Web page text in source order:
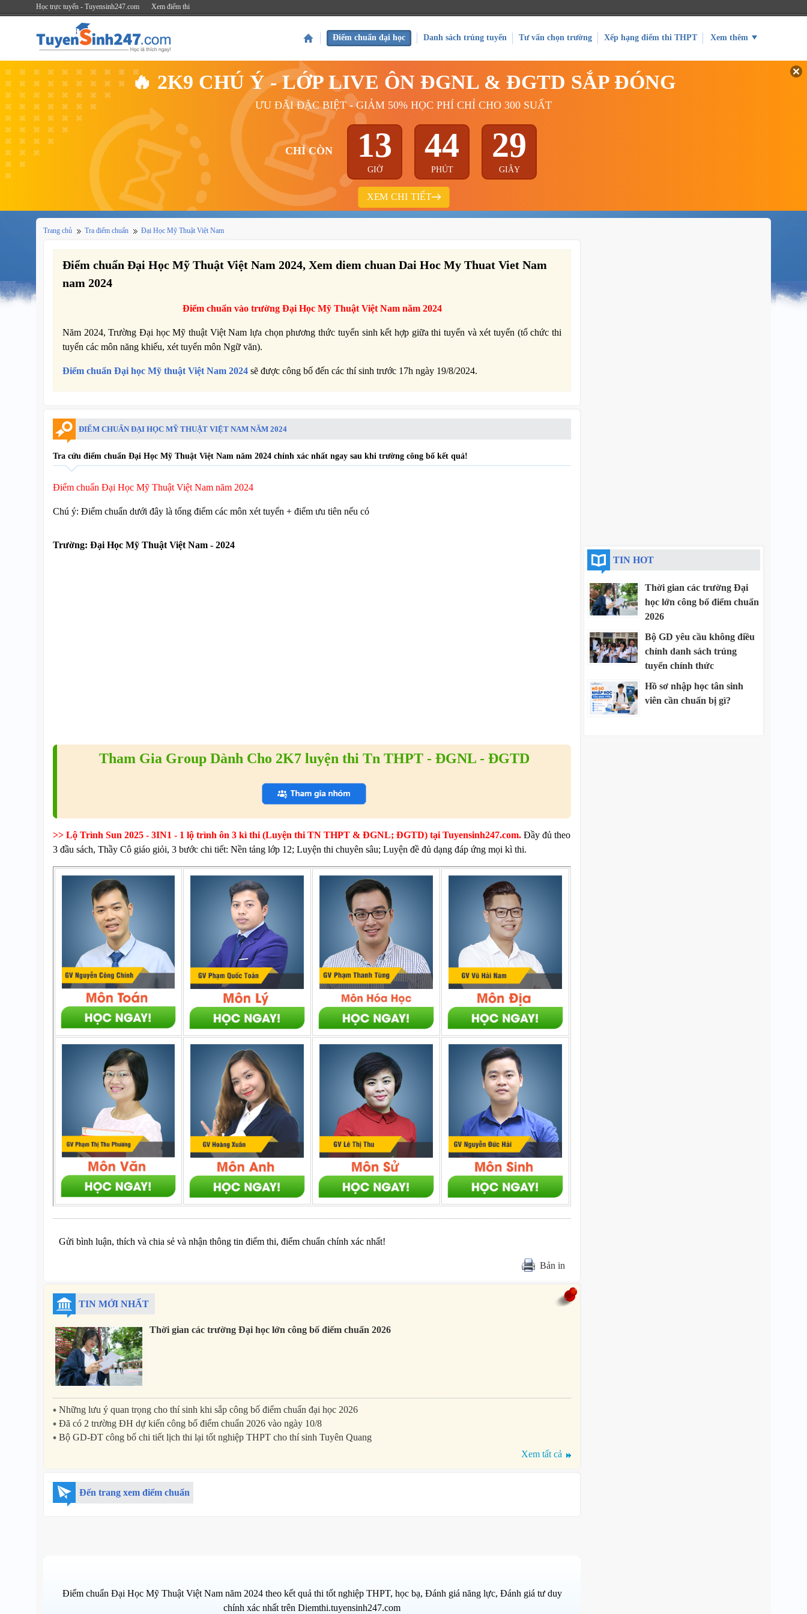
Học trực tuyến - Tuyensinh247.com Xem điểm thi
Điểm chuẩn đại học Danh sách trúng tuyển Tư vấn chọn trường Xếp hạng điểm thi THPT Xem thêm
🔥 2K9 CHÚ Ý - LỚP LIVE ÔN ĐGNL & ĐGTD SẮP ĐÓNG
ƯU ĐÃI ĐẶC BIỆT - GIẢM 50% HỌC PHÍ CHỈ CHO 300 SUẤT
CHỈ CÒN 13
GIỜ
44
PHÚT
28
GIÂY
XEM CHI TIẾT
Trang chủ Tra điểm chuẩn Đại Học Mỹ Thuật Việt Nam
Điểm chuẩn Đại Học Mỹ Thuật Việt Nam 2024, Xem diem chuan Dai Hoc My Thuat Viet Nam
nam 2024
Điểm chuẩn vào trường Đại Học Mỹ Thuật Việt Nam năm 2024
Năm 2024, Trường Đại học Mỹ thuật Việt Nam lựa chọn phương thức tuyển sinh kết hợp giữa thi tuyển và xét tuyển (tổ chức thi
tuyển các môn năng khiếu, xét tuyển môn Ngữ văn).
Điểm chuẩn Đại học Mỹ thuật Việt Nam 2024 sẽ được công bố đến các thí sinh trước 17h ngày 19/8/2024.
ĐIỂM CHUẨN ĐẠI HỌC MỸ THUẬT VIỆT NAM NĂM 2024
Tra cứu điểm chuẩn Đại Học Mỹ Thuật Việt Nam năm 2024 chính xác nhất ngay sau khi trường công bố kết quả!
Điểm chuẩn Đại Học Mỹ Thuật Việt Nam năm 2024
Chú ý: Điểm chuẩn dưới đây là tổng điểm các môn xét tuyển + điểm ưu tiên nếu có
Trường: Đại Học Mỹ Thuật Việt Nam - 2024
Tham Gia Group Dành Cho 2K7 luyện thi Tn THPT - ĐGNL - ĐGTD
>> Lộ Trình Sun 2025 - 3IN1 - 1 lộ trình ôn 3 kì thi (Luyện thi TN THPT & ĐGNL; ĐGTD) tại Tuyensinh247.com. Đầy đủ theo
3 đầu sách, Thầy Cô giáo giỏi, 3 bước chi tiết: Nền tảng lớp 12; Luyện thi chuyên sâu; Luyện đề đủ dạng đáp ứng mọi kì thi.
Gửi bình luận, thích và chia sẻ và nhận thông tin điểm thi, điểm chuẩn chính xác nhất!
Bản in
TIN MỚI NHẤT
Thời gian các trường Đại học lớn công bố điểm chuẩn 2026
Những lưu ý quan trọng cho thí sinh khi sắp công bố điểm chuẩn đại học 2026
Đã có 2 trường ĐH dự kiến công bố điểm chuẩn 2026 vào ngày 10/8
Bộ GD-ĐT công bố chi tiết lịch thi lại tốt nghiệp THPT cho thí sinh Tuyên Quang
Xem tất cả
Đến trang xem điểm chuẩn
Điểm chuẩn Đại Học Mỹ Thuật Việt Nam năm 2024 theo kết quả thi tốt nghiệp THPT, học bạ, Đánh giá năng lực, Đánh giá tư duy
chính xác nhất trên Diemthi.tuyensinh247.com
TIN HOT
Thời gian các trường Đại
học lớn công bố điểm chuẩn
2026
Bộ GD yêu cầu không điều
chỉnh danh sách trúng
tuyển chính thức
Hồ sơ nhập học tân sinh
viên cần chuẩn bị gì?